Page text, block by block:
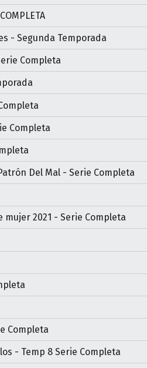
- Segunda Temporada
Completa
Completa
Del Mal - Serie Completa
mujer 2021 - Serie Completa
Completa
- Temp 8 Serie Completa